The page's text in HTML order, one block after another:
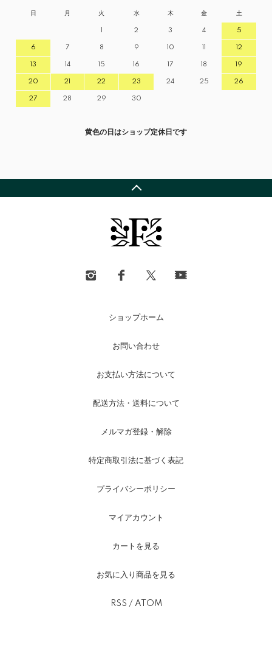
日 月 火 水 木 金 土
1 2 3 4 5
6 7 8 9 10 11 12
13 14 15 16 17 18 19
20 21 22 23 24 25 26
27 28 29 30
黄色の日はショップ定休日です
ショップホーム
お問い合わせ
お支払い方法について
配送方法・送料について
メルマガ登録・解除
特定商取引法に基づく表記
プライバシーポリシー
マイアカウント
カートを見る
お気に入り商品を見る
RSS / ATOM